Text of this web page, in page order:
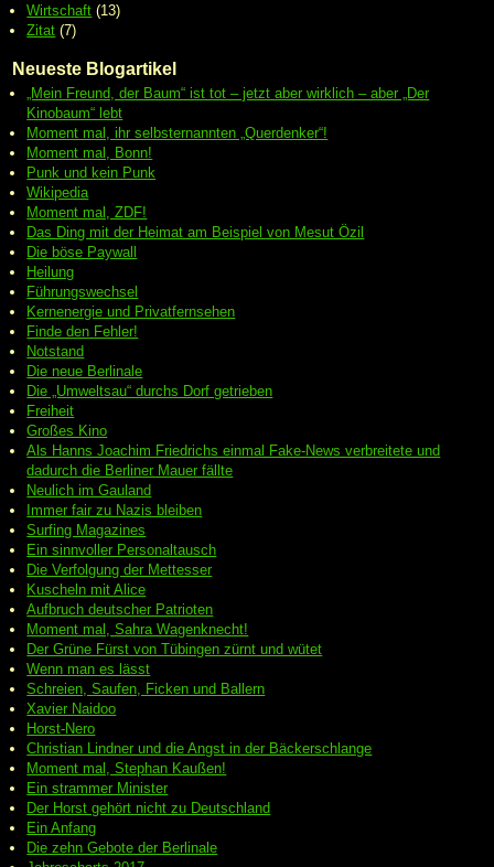
Wirtschaft (13)
Zitat (7)
Neueste Blogartikel
„Mein Freund, der Baum“ ist tot – jetzt aber wirklich – aber „Der
Kinobaum“ lebt
Moment mal, ihr selbsternannten „Querdenker“!
Moment mal, Bonn!
Punk und kein Punk
Wikipedia
Moment mal, ZDF!
Das Ding mit der Heimat am Beispiel von Mesut Özil
Die böse Paywall
Heilung
Führungswechsel
Kernenergie und Privatfernsehen
Finde den Fehler!
Notstand
Die neue Berlinale
Die „Umweltsau“ durchs Dorf getrieben
Freiheit
Großes Kino
Als Hanns Joachim Friedrichs einmal Fake-News verbreitete und
dadurch die Berliner Mauer fällte
Neulich im Gauland
Immer fair zu Nazis bleiben
Surfing Magazines
Ein sinnvoller Personaltausch
Die Verfolgung der Mettesser
Kuscheln mit Alice
Aufbruch deutscher Patrioten
Moment mal, Sahra Wagenknecht!
Der Grüne Fürst von Tübingen zürnt und wütet
Wenn man es lässt
Schreien, Saufen, Ficken und Ballern
Xavier Naidoo
Horst-Nero
Christian Lindner und die Angst in der Bäckerschlange
Moment mal, Stephan Kaußen!
Ein strammer Minister
Der Horst gehört nicht zu Deutschland
Ein Anfang
Die zehn Gebote der Berlinale